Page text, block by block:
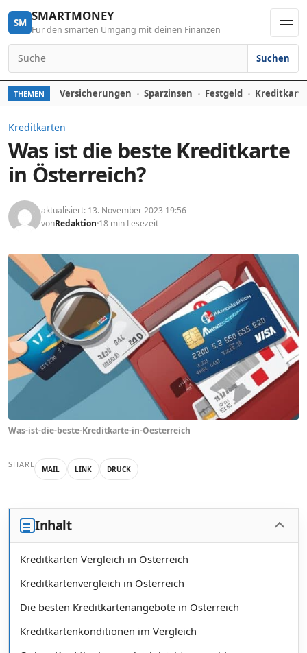
Skip to content
SM SMARTMONEY
Für den smarten Umgang mit deinen Finanzen
Search for:
Suchen
THEMEN Versicherungen Sparzinsen Festgeld
Kreditkarten
Was ist die beste Kreditkarte
in Österreich?
aktualisiert: 13. November 2023 19:56
vonRedaktion 18 min Lesezeit
Was-ist-die-beste-Kreditkarte-in-Oesterreich
SHARE MAIL LINK DRUCK
Inhalt
Kreditkarten Vergleich in Österreich
Kreditkartenvergleich in Österreich
Die besten Kreditkartenangebote in Österreich
Kreditkartenkonditionen im Vergleich